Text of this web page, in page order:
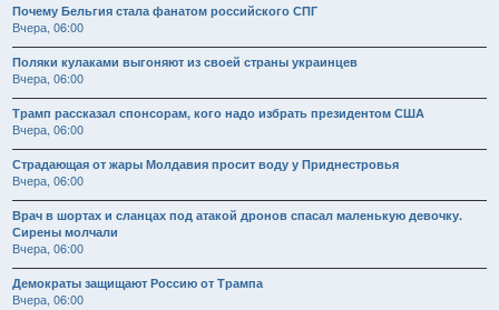
Почему Бельгия стала фанатом российского СПГ
Вчера, 06:00
Поляки кулаками выгоняют из своей страны украинцев
Вчера, 06:00
Трамп рассказал спонсорам, кого надо избрать президентом США
Вчера, 06:00
Страдающая от жары Молдавия просит воду у Приднестровья
Вчера, 06:00
Врач в шортах и сланцах под атакой дронов спасал маленькую девочку.
Сирены молчали
Вчера, 06:00
Демократы защищают Россию от Трампа
Вчера, 06:00